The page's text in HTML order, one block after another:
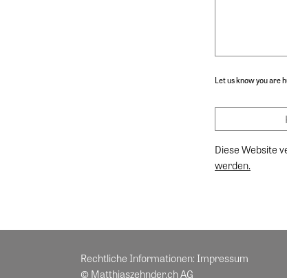
Let us know you are
Diese Website
werden.
Rechtliche Informationen: Impressum
© Matthiaszehnder.ch AG